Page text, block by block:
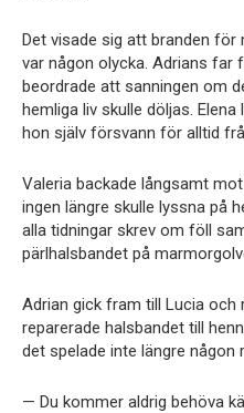
Det visade sig att branden för
var någon olycka. Adrians far
beordrade att sanningen om
hemliga liv skulle döljas.
hon själv försvann för alltid
Valeria backade långsamt
ingen längre skulle lyssna på
alla tidningar skrev om föll
pärlhalsbandet på
Adrian gick fram till Lucia
reparerade halsbandet till
det spelade inte längre någon
— Du kommer aldrig behöva